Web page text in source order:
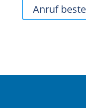
Anruf